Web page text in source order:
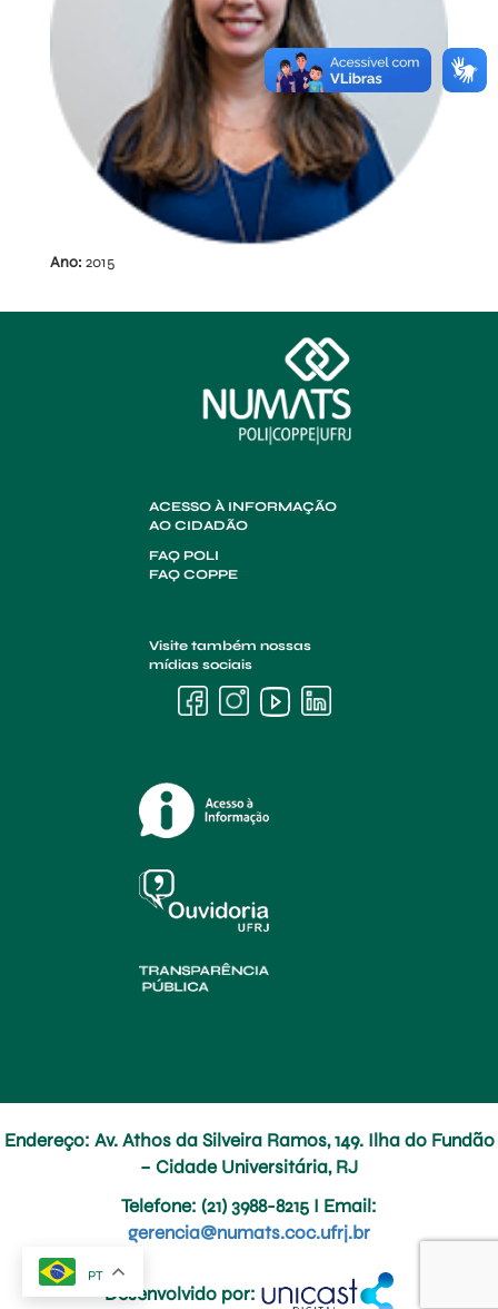
PT
Ano: 2015
ACESSO À INFORMAÇÃO
AO CIDADÃO
FAQ POLI
FAQ COPPE
Visite também nossas
mídias sociais
Endereço: Av. Athos da Silveira Ramos, 149. Ilha do Fundão
– Cidade Universitária, RJ
Telefone: (21) 3988-8215 I Email:
gerencia@numats.coc.ufrj.br
Desenvolvido por: